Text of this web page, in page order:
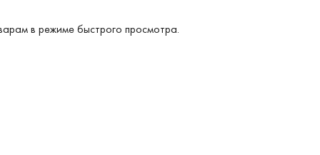
в режиме быстрого просмотра.